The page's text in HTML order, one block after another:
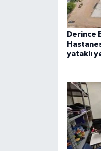
Derince
yataklı